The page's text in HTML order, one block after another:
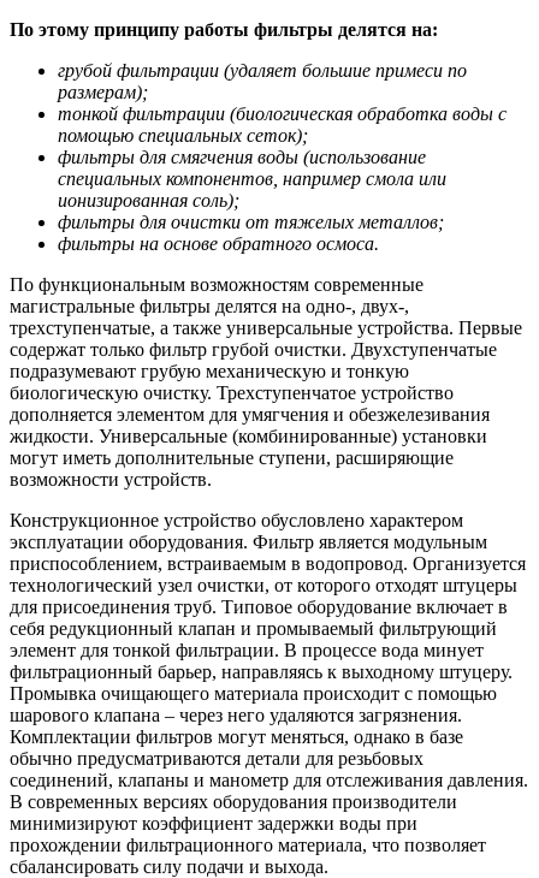
По этому принципу работы фильтры делятся на:
грубой фильтрации (удаляет большие примеси по
размерам);
тонкой фильтрации (биологическая обработка воды с
помощью специальных сеток);
фильтры для смягчения воды (использование
специальных компонентов, например смола или
ионизированная соль);
фильтры для очистки от тяжелых металлов;
фильтры на основе обратного осмоса.
По функциональным возможностям современные
магистральные фильтры делятся на одно-, двух-,
трехступенчатые, а также универсальные устройства. Первые
содержат только фильтр грубой очистки. Двухступенчатые
подразумевают грубую механическую и тонкую
биологическую очистку. Трехступенчатое устройство
дополняется элементом для умягчения и обезжелезивания
жидкости. Универсальные (комбинированные) установки
могут иметь дополнительные ступени, расширяющие
возможности устройств.
Конструкционное устройство обусловлено характером
эксплуатации оборудования. Фильтр является модульным
приспособлением, встраиваемым в водопровод. Организуется
технологический узел очистки, от которого отходят штуцеры
для присоединения труб. Типовое оборудование включает в
себя редукционный клапан и промываемый фильтрующий
элемент для тонкой фильтрации. В процессе вода минует
фильтрационный барьер, направляясь к выходному штуцеру.
Промывка очищающего материала происходит с помощью
шарового клапана – через него удаляются загрязнения.
Комплектации фильтров могут меняться, однако в базе
обычно предусматриваются детали для резьбовых
соединений, клапаны и манометр для отслеживания давления.
В современных версиях оборудования производители
минимизируют коэффициент задержки воды при
прохождении фильтрационного материала, что позволяет
сбалансировать силу подачи и выхода.